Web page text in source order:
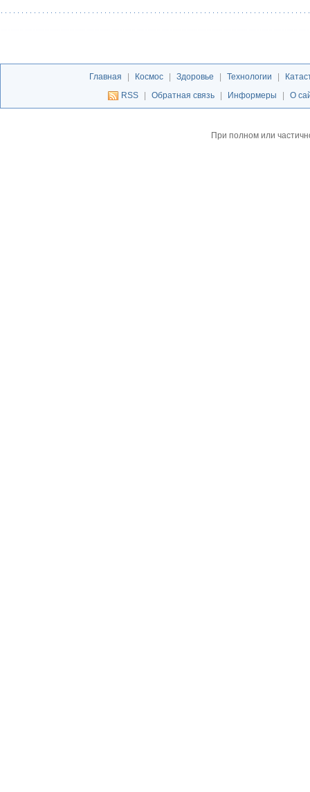
Главная Космос Здоровье Технологии
RSS
Обратная связь Информеры О
При полном или